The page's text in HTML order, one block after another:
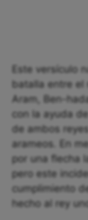
Este versículo
batalla entre el
Aram, Ben-
con la ayuda
de ambos
arameos. En
por una flecha
pero este
cumplimiento
hecho al rey